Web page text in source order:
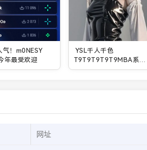
气！m0NESY
年最受欢迎
YSL千人千色
T9T9T9T9T9MBA系列
彩妆为何如此受欢迎？独